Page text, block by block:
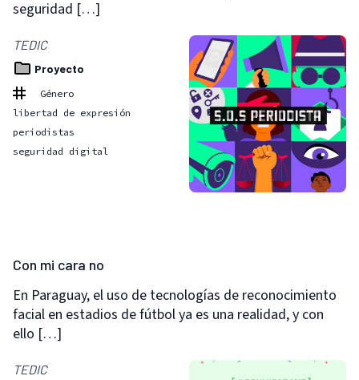
seguridad […]
TEDIC
Proyecto
Género
libertad de expresión
periodistas
seguridad digital
Con mi cara no
En Paraguay, el uso de tecnologías de reconocimiento
facial en estadios de fútbol ya es una realidad, y con
ello […]
TEDIC